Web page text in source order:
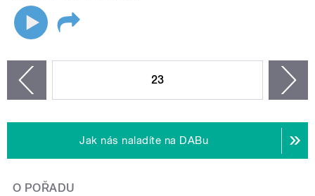
23
Jak nás naladíte na DABu
O POŘADU